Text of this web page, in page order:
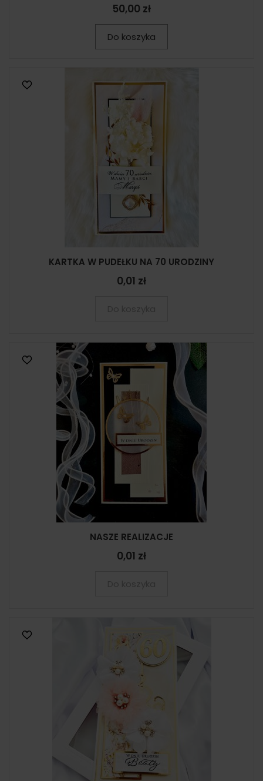
50,00 zł
Do koszyka
KARTKA W PUDEŁKU NA 70 URODZINY
0,01 zł
NASZE REALIZACJE
0,01 zł